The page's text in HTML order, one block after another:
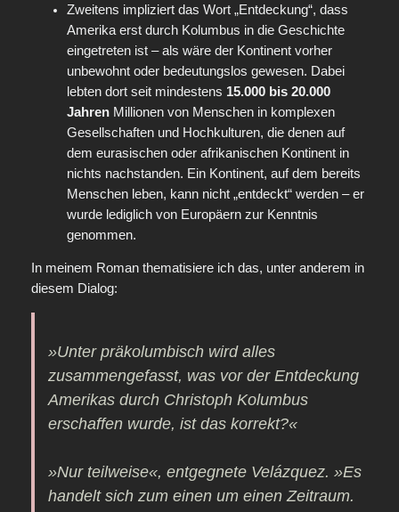
Zweitens impliziert das Wort „Entdeckung“, dass
Amerika erst durch Kolumbus in die Geschichte
eingetreten ist – als wäre der Kontinent vorher
unbewohnt oder bedeutungslos gewesen. Dabei
lebten dort seit mindestens 15.000 bis 20.000
JahrenMillionen von Menschen in komplexen
Gesellschaften und Hochkulturen, die denen auf
dem eurasischen oder afrikanischen Kontinent in
nichts nachstanden. Ein Kontinent, auf dem bereits
Menschen leben, kann nicht „entdeckt“ werden – er
wurde lediglich von Europäern zur Kenntnis
genommen.
In meinem Roman thematisiere ich das, unter anderem in
diesem Dialog:
»Unter präkolumbisch wird alles
zusammengefasst, was vor der Entdeckung
Amerikas durch Christoph Kolumbus
erschaffen wurde, ist das korrekt?«
»Nur teilweise«, entgegnete Velázquez. »Es
handelt sich zum einen um einen Zeitraum.